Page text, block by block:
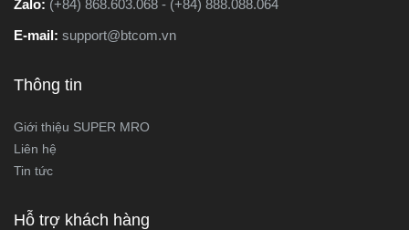
Zalo: (+84) 868.603.068 - (+84) 888.088.064
E-mail: support@btcom.vn
Thông tin
Giới thiệu SUPER MRO
Liên hệ
Tin tức
Hỗ trợ khách hàng